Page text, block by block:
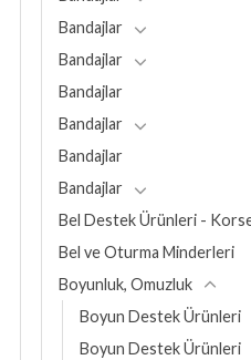
Bandajlar
Bandajlar
Bandajlar
Bandajlar
Bandajlar
Bandajlar
Bel Destek Ürünleri -
Bel ve Oturma Minderleri
Boyunluk, Omuzluk
Boyun Destek Ürünleri
Boyun Destek Ürünleri